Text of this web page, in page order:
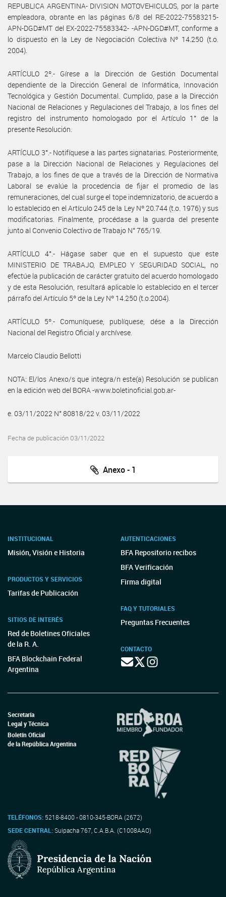
REPUBLICA ARGENTINA- DIVISION MOTOVEHICULOS, por la parte
empleadora, obrante en las páginas 6/8 del RE-2022-75583215-
APN-DGD#MT del EX-2022-75583342- -APN-DGD#MT, conforme a
lo dispuesto en la Ley de Negociación Colectiva Nº 14.250 (t.o.
2004).
ARTÍCULO 2º.- Gírese a la Dirección de Gestión Documental
dependiente de la Dirección General de Informática, Innovación
Tecnológica y Gestión Documental. Cumplido, pase a la Dirección
Nacional de Relaciones y Regulaciones del Trabajo, a los fines del
registro del instrumento homologado por el Artículo 1° de la
presente Resolución.
ARTÍCULO 3°.- Notifíquese a las partes signatarias. Posteriormente,
pase a la Dirección Nacional de Relaciones y Regulaciones del
Trabajo, a los fines de que a través de la Dirección de Normativa
Laboral se evalúe la procedencia de fijar el promedio de las
remuneraciones, del cual surge el tope indemnizatorio, de acuerdo a
lo establecido en el Artículo 245 de la Ley Nº 20.744 (t.o. 1976) y sus
modificatorias. Finalmente, procédase a la guarda del presente
junto al Convenio Colectivo de Trabajo N° 765/19.
ARTÍCULO 4°.- Hágase saber que en el supuesto que este
MINISTERIO DE TRABAJO, EMPLEO Y SEGURIDAD SOCIAL, no
efectúe la publicación de carácter gratuito del acuerdo homologado
y de esta Resolución, resultará aplicable lo establecido en el tercer
párrafo del Artículo 5º de la Ley Nº 14.250 (t.o.2004).
ARTÍCULO 5º.- Comuníquese, publíquese, dése a la Dirección
Nacional del Registro Oficial y archívese.
Marcelo Claudio Bellotti
NOTA: El/los Anexo/s que integra/n este(a) Resolución se publican
en la edición web del BORA -www.boletinoficial.gob.ar-
e. 03/11/2022 N° 80818/22 v. 03/11/2022
Fecha de publicación 03/11/2022
Anexo - 1
INSTITUCIONAL
Misión, Visión e Historia
PRODUCTOS Y SERVICIOS
Tarifas de Publicación
SITIOS DE INTERÉS
Red de Boletines Oficiales
de la R. A.
BFA Blockchain Federal
Argentina
AUTENTICACIONES
BFA Repositorio recibos
BFA Verificación
Firma digital
FAQ Y TUTORIALES
Preguntas Frecuentes
CONTACTO
Secretaría
Legal y Técnica
Boletín Oficial
de la República Argentina
TELÉFONOS: 5218-8400 - 0810-345-BORA (2672)
SEDE CENTRAL:Suipacha 767, C.A.B.A. (C1008AAO)